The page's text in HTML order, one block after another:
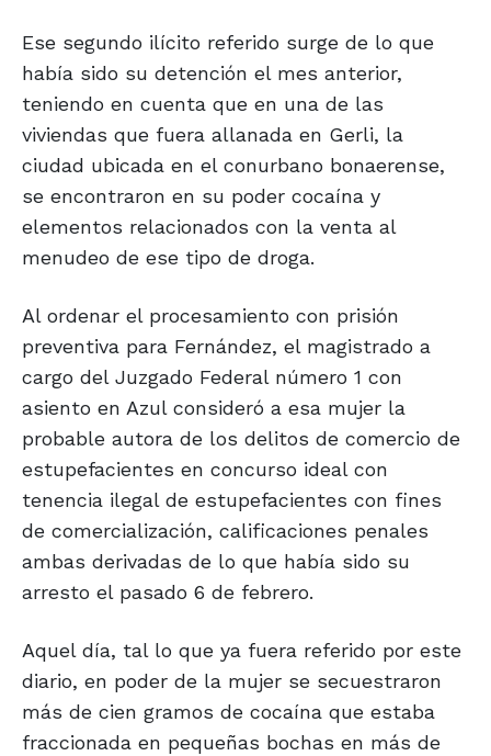
Ese segundo ilícito referido surge de lo que
había sido su detención el mes anterior,
teniendo en cuenta que en una de las
viviendas que fuera allanada en Gerli, la
ciudad ubicada en el conurbano bonaerense,
se encontraron en su poder cocaína y
elementos relacionados con la venta al
menudeo de ese tipo de droga.
Al ordenar el procesamiento con prisión
preventiva para Fernández, el magistrado a
cargo del Juzgado Federal número 1 con
asiento en Azul consideró a esa mujer la
probable autora de los delitos de comercio de
estupefacientes en concurso ideal con
tenencia ilegal de estupefacientes con fines
de comercialización, calificaciones penales
ambas derivadas de lo que había sido su
arresto el pasado 6 de febrero.
Aquel día, tal lo que ya fuera referido por este
diario, en poder de la mujer se secuestraron
más de cien gramos de cocaína que estaba
fraccionada en pequeñas bochas en más de